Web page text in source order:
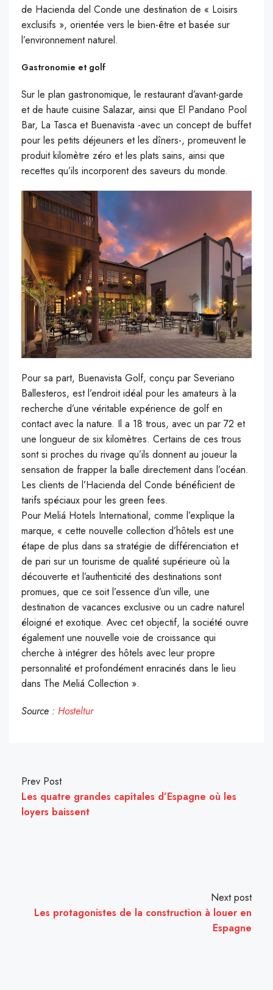
de Hacienda del Conde une destination de « Loisirs
exclusifs », orientée vers le bien-être et basée sur
l’environnement naturel.
Gastronomie et golf
Sur le plan gastronomique, le restaurant d’avant-garde
et de haute cuisine Salazar, ainsi que El Pandano Pool
Bar, La Tasca et Buenavista -avec un concept de buffet
pour les petits déjeuners et les dîners-, promeuvent le
produit kilomètre zéro et les plats sains, ainsi que
recettes qu’ils incorporent des saveurs du monde.
Pour sa part, Buenavista Golf, conçu par Severiano
Ballesteros, est l’endroit idéal pour les amateurs à la
recherche d’une véritable expérience de golf en
contact avec la nature. Il a 18 trous, avec un par 72 et
une longueur de six kilomètres. Certains de ces trous
sont si proches du rivage qu’ils donnent au joueur la
sensation de frapper la balle directement dans l’océan.
Les clients de l’Hacienda del Conde bénéficient de
tarifs spéciaux pour les green fees.
Pour Meliá Hotels International, comme l’explique la
marque, « cette nouvelle collection d’hôtels est une
étape de plus dans sa stratégie de différenciation et
de pari sur un tourisme de qualité supérieure où la
découverte et l’authenticité des destinations sont
promues, que ce soit l’essence d’un ville, une
destination de vacances exclusive ou un cadre naturel
éloigné et exotique. Avec cet objectif, la société ouvre
également une nouvelle voie de croissance qui
cherche à intégrer des hôtels avec leur propre
personnalité et profondément enracinés dans le lieu
dans The Meliá Collection ».
Source : Hosteltur
Prev Post
Les quatre grandes capitales d’Espagne où les
loyers baissent
Next post
Les protagonistes de la construction à louer en
Espagne